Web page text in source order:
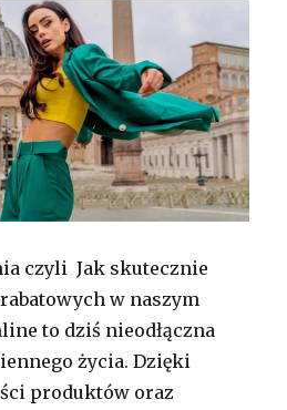
czyli Jak skutecznie
w naszym
to dziś nieodłączna
życia. Dzięki
produktów oraz